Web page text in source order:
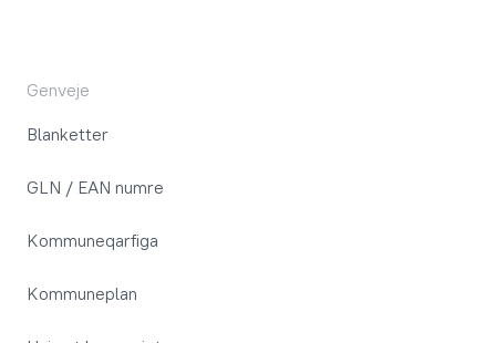
Genveje
Blanketter
GLN / EAN numre
Kommuneqarfiga
Kommuneplan